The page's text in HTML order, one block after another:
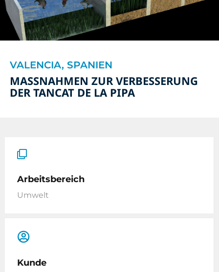
VALENCIA, SPANIEN
MASSNAHMEN ZUR VERBESSERUNG
DER TANCAT DE LA PIPA
Arbeitsbereich
Umwelt
Kunde